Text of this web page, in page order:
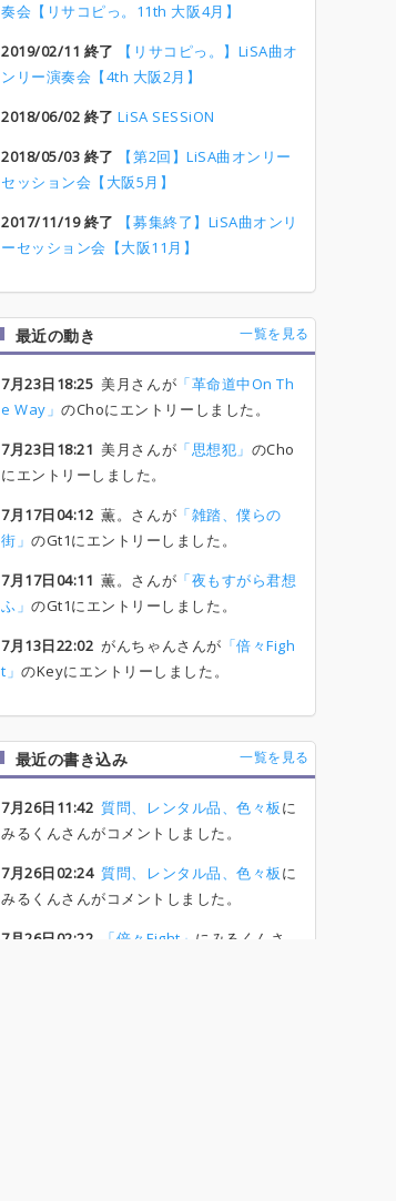
奏会【リサコピっ。11th 大阪4月】
2019/02/11 終了
【リサコピっ。】LiSA曲オ
ンリー演奏会【4th 大阪2月】
2018/06/02 終了 LiSA SESSiON
2018/05/03 終了
【第2回】LiSA曲オンリー
セッション会【大阪5月】
2017/11/19 終了
【募集終了】LiSA曲オンリ
ーセッション会【大阪11月】
最近の動き 一覧を見る
7月23日18:25 美月さんが 「革命道中On Th
e Way」のChoにエントリーしました。
7月23日18:21 美月さんが 「思想犯」 のCho
にエントリーしました。
7月17日04:12 薫。さんが 「雑踏、僕らの
街」のGt1にエントリーしました。
7月17日04:11 薫。さんが 「夜もすがら君想
ふ」のGt1にエントリーしました。
7月13日22:02 がんちゃんさんが 「倍々Figh
t」のKeyにエントリーしました。
最近の書き込み 一覧を見る
7月26日11:42 質問、レンタル品、色々板に
みるくんさんがコメントしました。
7月26日02:24 質問、レンタル品、色々板に
みるくんさんがコメントしました。
7月26日02:22
「倍々Fight」 にみるくんさ